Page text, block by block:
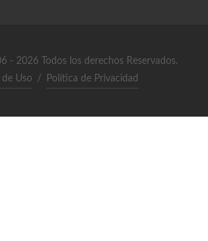
- 2026 Todos los derechos Reservados.
de Uso
/ Política de Privacidad